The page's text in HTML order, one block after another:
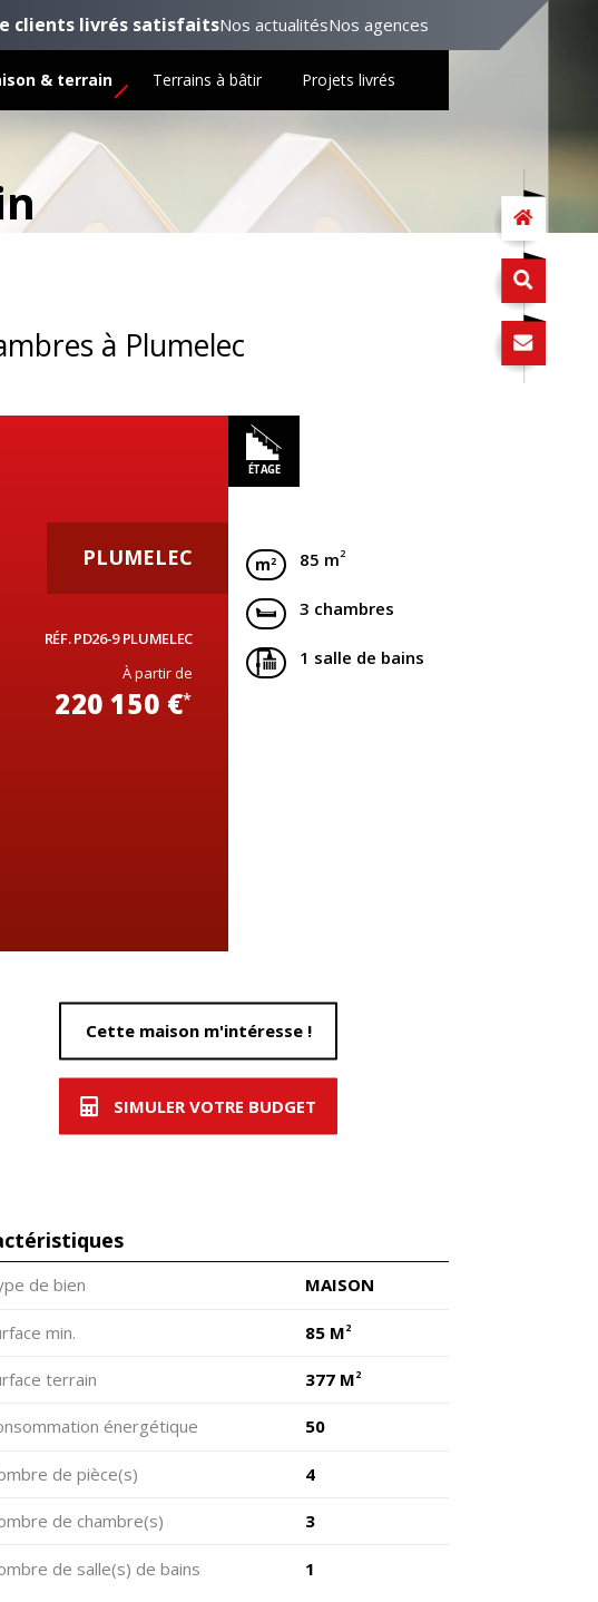
& terrain Terrains à bâtir Projets livrés
clients livrés satisfaitsNos actualitésNos agences
à Plumelec
PLUMELEC
RÉF. PD26-9 PLUMELEC
À partir de
220 150 €*
ÉTAGE
85 m2
3 chambres
1 salle de bains
Cette maison m'intéresse !
SIMULER VOTRE BUDGET
de bien MAISON
min. 85 M2
terrain 377 M2
énergétique 50
de pièce(s) 4
de chambre(s) 3
de salle(s) de bains 1